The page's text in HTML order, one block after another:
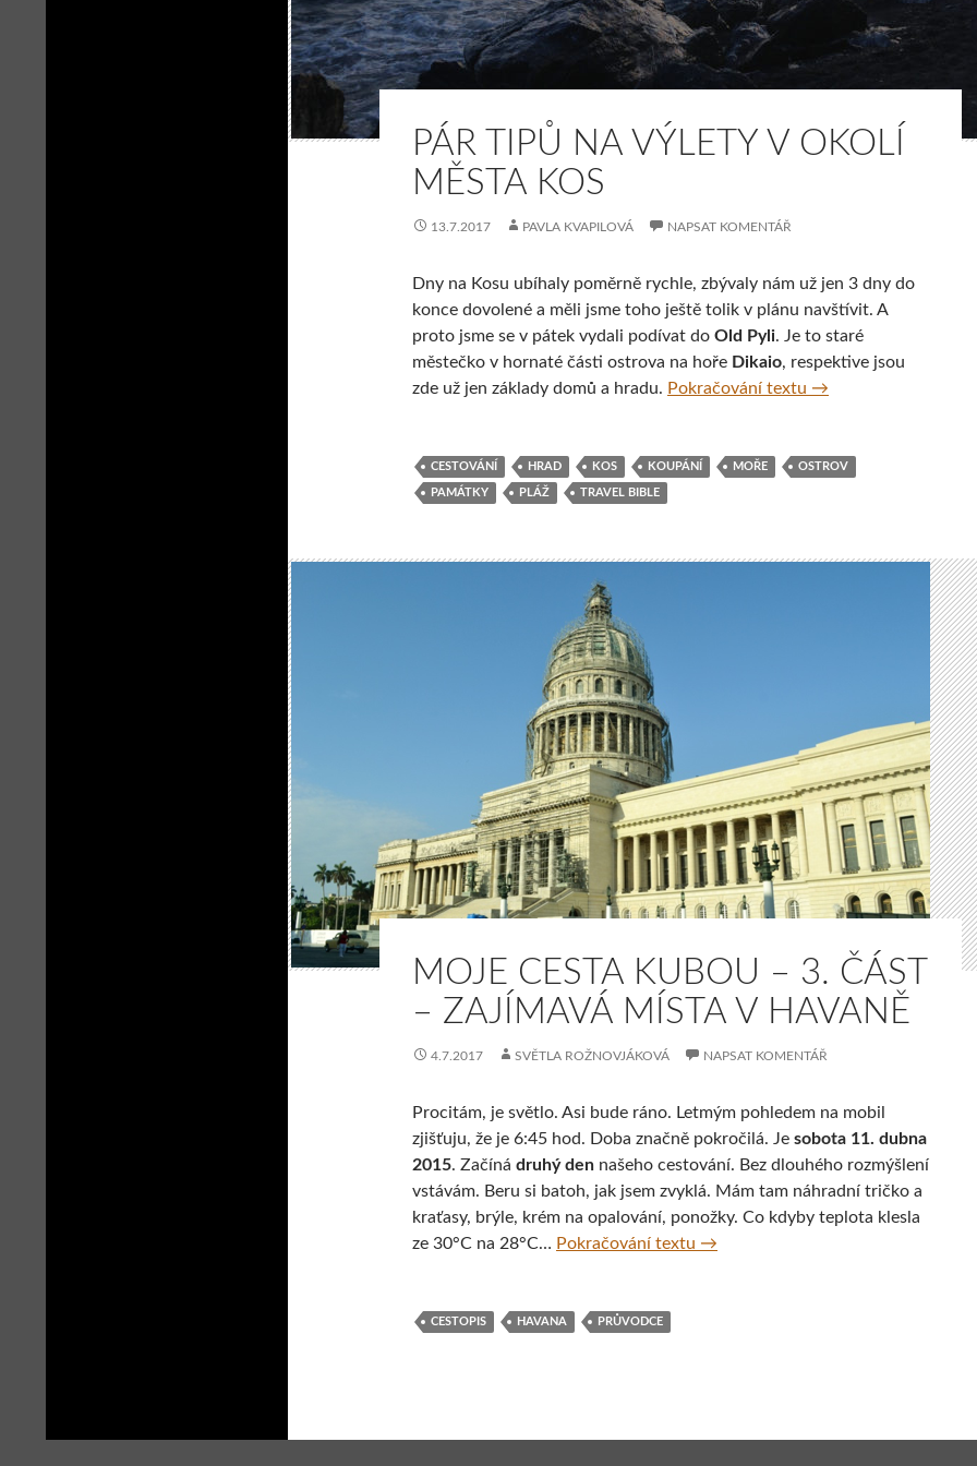
PÁR TIPŮ NA VÝLETY V OKOLÍ
MĚSTA KOS
13.7.2017 PAVLA KVAPILOVÁ NAPSAT KOMENTÁŘ
Dny na Kosu ubíhaly poměrně rychle, zbývaly nám už jen 3 dny do
konce dovolené a měli jsme toho ještě tolik v plánu navštívit. A
proto jsme se v pátek vydali podívat do Old Pyli. Je to staré
městečko v hornaté části ostrova na hoře Dikaio, respektive jsou
zde už jen základy domů a hradu. Pokračování textu Pár tipů na výlety v
→
CESTOVÁNÍ HRAD KOS KOUPÁNÍ MOŘE OSTROV
PAMÁTKY PLÁŽ TRAVEL BIBLE
MOJE CESTA KUBOU – 3. ČÁST
– ZAJÍMAVÁ MÍSTA V HAVANĚ
4.7.2017 SVĚTLA ROŽNOVJÁKOVÁ NAPSAT KOMENTÁŘ
Procitám, je světlo. Asi bude ráno. Letmým pohledem na mobil
zjišťuju, že je 6:45 hod. Doba značně pokročilá. Je sobota 11. dubna
2015. Začíná druhý den našeho cestování. Bez dlouhého rozmýšlení
vstávám. Beru si batoh, jak jsem zvyklá. Mám tam náhradní tričko a
kraťasy, brýle, krém na opalování, ponožky. Co kdyby teplota klesla
ze 30°C na 28°C… Pokračování textu Moje cesta Kubou – 3. část –
→
CESTOPIS HAVANA PRŮVODCE